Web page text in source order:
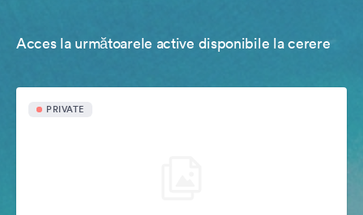
Acces la următoarele active disponibile la cerere
PRIVATE